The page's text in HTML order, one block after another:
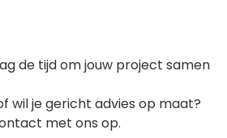
de tijd om jouw project samen
wil je gericht advies op maat?
met ons op.